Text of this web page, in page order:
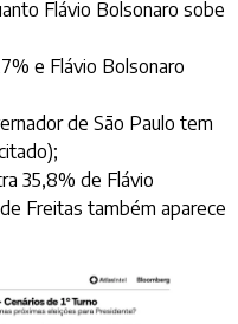
Flávio Bolsonaro sobe
e Flávio Bolsonaro
de São Paulo tem
35,8% de Flávio
Freitas também aparece